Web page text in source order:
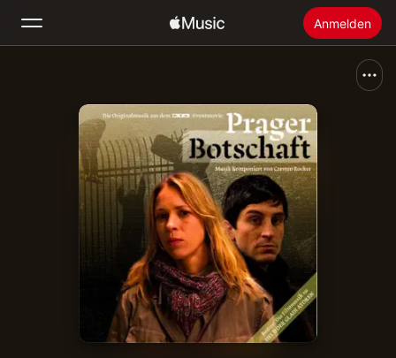
Anmelden
Startseite
Apple Music installieren